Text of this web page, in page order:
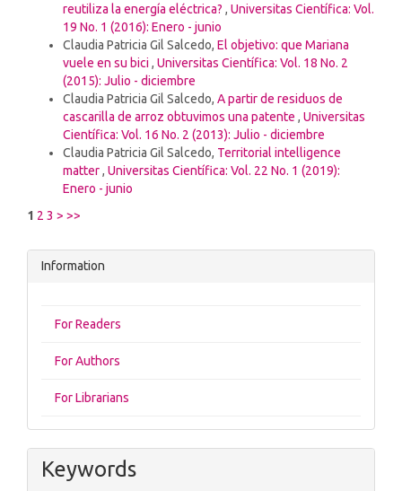
reutiliza la energía eléctrica? , Universitas Científica: Vol.
19 No. 1 (2016): Enero - junio
Claudia Patricia Gil Salcedo, El objetivo: que Mariana
vuele en su bici , Universitas Científica: Vol. 18 No. 2
(2015): Julio - diciembre
Claudia Patricia Gil Salcedo, A partir de residuos de
cascarilla de arroz obtuvimos una patente , Universitas
Científica: Vol. 16 No. 2 (2013): Julio - diciembre
Claudia Patricia Gil Salcedo, Territorial intelligence
matter, Universitas Científica: Vol. 22 No. 1 (2019):
Enero - junio
1 2 3 > >>
Information
For Readers
For Authors
For Librarians
Keywords